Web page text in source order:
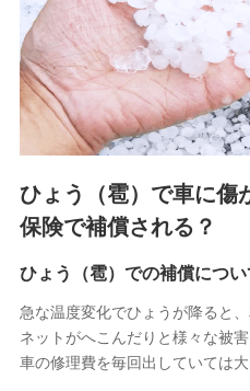
るために利用させていただく
上記に係る連絡・手続き・管
3.セミナー募集サイトから
各種セミナーの案内、開催の
上記に係る連絡・手続き・管
4.家族・友達紹介にて取得
被紹介者への連絡、及び当社
けている保険会社・提携会社
供し、金融商品等の契約を勧奨
アンケートやキャンペーン等の
上記に係る連絡・手続き・管
5.通話録音にて取得する情
ひょう（雹）で車に傷
保険で補償される？
ひょう（雹）での補償につい
急な温度変化でひょうが降ると
ネットがへこんだりと様々な被
車の修理費を毎回出していては